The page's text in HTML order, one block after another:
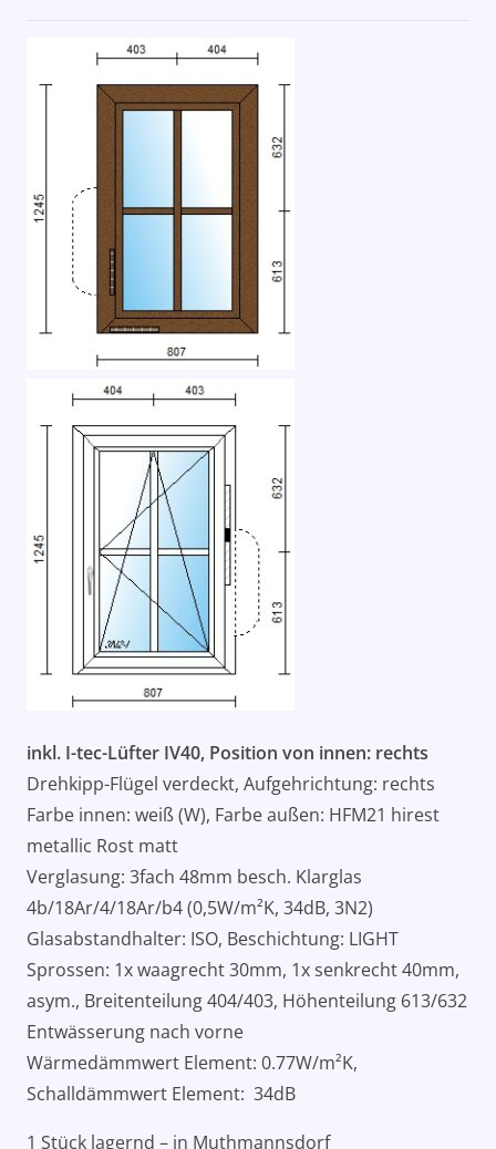
inkl. I-tec-Lüfter IV40, Position von innen: rechts
Drehkipp-Flügel verdeckt, Aufgehrichtung: rechts
Farbe innen: weiß (W), Farbe außen: HFM21 hirest
metallic Rost matt
Verglasung: 3fach 48mm besch. Klarglas
4b/18Ar/4/18Ar/b4 (0,5W/m²K, 34dB, 3N2)
Glasabstandhalter: ISO, Beschichtung: LIGHT
Sprossen: 1x waagrecht 30mm, 1x senkrecht 40mm,
asym., Breitenteilung 404/403, Höhenteilung 613/632
Entwässerung nach vorne
Wärmedämmwert Element: 0.77W/m²K,
Schalldämmwert Element: 34dB
1 Stück lagernd – in Muthmannsdorf